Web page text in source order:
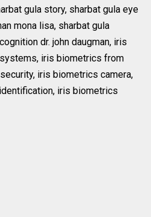
gula story, sharbat gula eye
mona lisa, sharbat gula
dr. john daugman, iris
iris biometrics from
iris biometrics camera,
iris biometrics